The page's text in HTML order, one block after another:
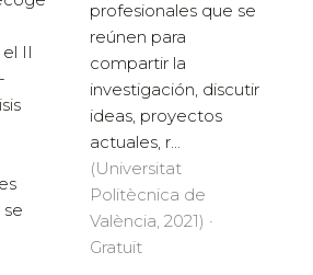
II
profesionales que se
reúnen para
compartir la
investigación, discutir
ideas, proyectos
actuales, r...
(Universitat
Politècnica de
València, 2021) ·
Gratuït